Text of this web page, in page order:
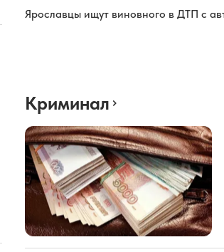
Ярославцы ищут виновного в ДТП с
Криминал